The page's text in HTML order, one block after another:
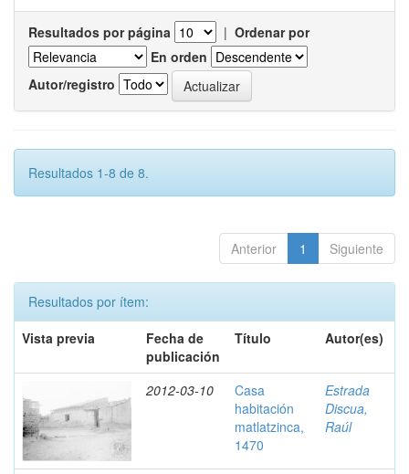
Resultados por página | Ordenar por
En orden
Autor/registro
Resultados 1-8 de 8.
Anterior 1 Siguiente
Resultados por ítem:
Vista previa
Fecha de
publicación
Título Autor(es)
2012-03-10
Casa
habitación
matlatzinca,
1470
Estrada
Discua,
Raúl